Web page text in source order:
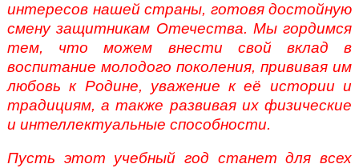
интересов нашей страны, готовя достойную
смену защитникам Отечества. Мы гордимся
тем, что можем внести свой вклад в
воспитание молодого поколения, прививая им
любовь к Родине, уважение к её истории и
традициям, а также развивая их физические
и интеллектуальные способности.
Пусть этот учебный год станет для всех